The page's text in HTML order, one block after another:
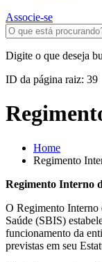
Associe-se
Digite o que deseja
ID da página raiz: 39
Home
Regimento
Regimento Interno
O Regimento Interno
Saúde (SBIS)
funcionamento da
previstas em seu